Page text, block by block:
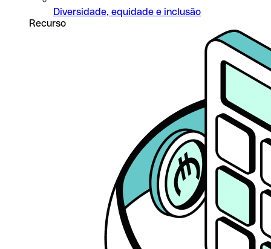
Diversidade, equidade e inclusão
Recurso